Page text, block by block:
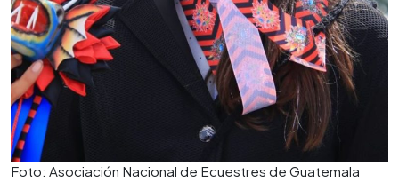
Foto: Asociación Nacional de Ecuestres de Guatemala